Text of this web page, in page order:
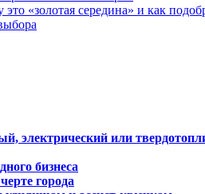
«золотая середина» и как
электрический или
бизнеса
города